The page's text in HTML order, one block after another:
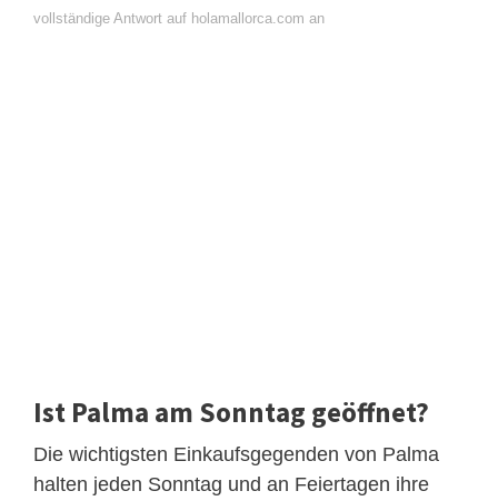
vollständige Antwort auf holamallorca.com an
Ist Palma am Sonntag geöffnet?
Die wichtigsten Einkaufsgegenden von Palma
halten jeden Sonntag und an Feiertagen ihre